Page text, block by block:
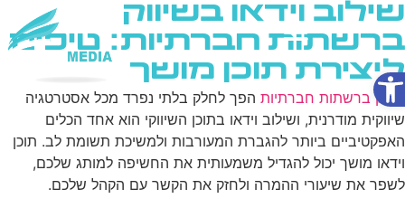
פתח סרגל נגישות
שילוב וידאו בשיווק
ברשתות חברתיות: טיפים
ליצירת תוכן מושך
שיווק ברשתות חברתיות הפך לחלק בלתי נפרד מכל אסטרטגיה
שיווקית מודרנית, ושילוב וידאו בתוכן השיווקי הוא אחד הכלים
האפקטיביים ביותר להגברת המעורבות ולמשיכת תשומת לב. תוכן
וידאו מושך יכול להגדיל משמעותית את החשיפה למותג שלכם,
לשפר את שיעורי ההמרה ולחזק את הקשר עם הקהל שלכם.